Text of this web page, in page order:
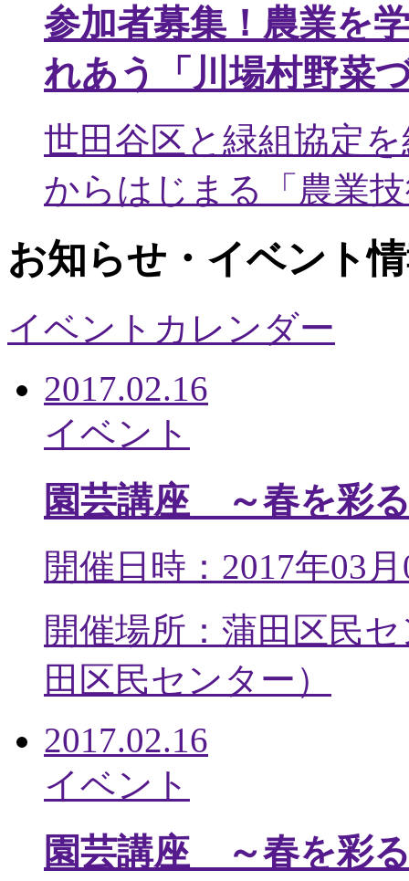
参加者募集！農業を
れあう「川場村野菜
世田谷区と緑組協定
からはじまる「農業
お知らせ・イベント
イベントカレンダー
2017.02.16
イベント
園芸講座 ～春を彩
開催日時：2017年03
開催場所：蒲田区民
田区民センター ）
2017.02.16
イベント
園芸講座 ～春を彩